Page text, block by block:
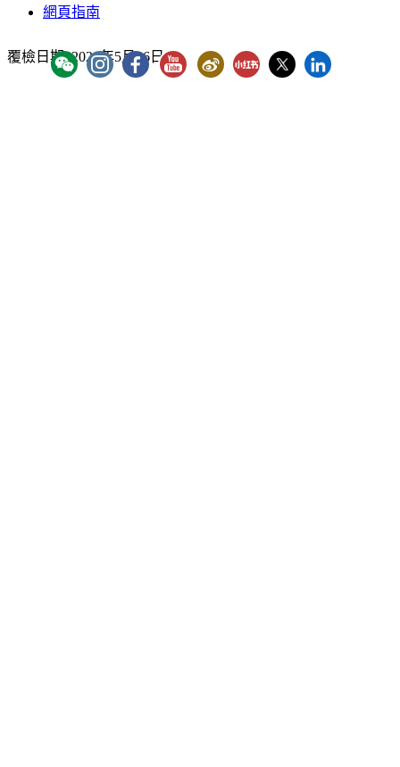
「香港廉政公署」WeChat 官方帳號
"香港廉政公署 Hong Kong ICAC" Instagram
"香港廉政公署 Hong Kong ICAC"
YouTube - ICAC Channel
廉署微博廉署小紅書
廉署X
網頁指南
覆檢日期:2026年5月26日